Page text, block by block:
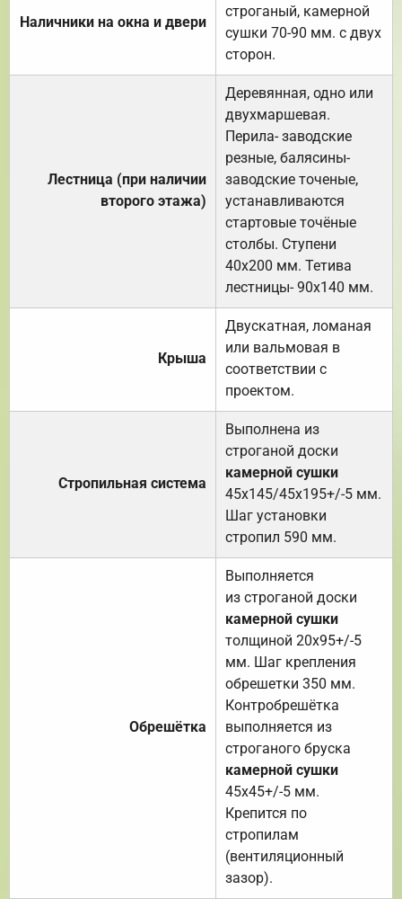
Наличники на окна и двери
строганый, камерной
сушки 70-90 мм. с двух
сторон.
Лестница (при наличии
второго этажа)
Деревянная, одно или
двухмаршевая.
Перила- заводские
резные, балясины-
заводские точеные,
устанавливаются
стартовые точёные
столбы. Ступени
40х200 мм. Тетива
лестницы- 90х140 мм.
Крыша
Двускатная, ломаная
или вальмовая в
соответствии с
проектом.
Стропильная система
Выполнена из
строганой доски
камерной сушки
45х145/45х195+/-5 мм.
Шаг установки
стропил 590 мм.
Обрешётка
Выполняется
из строганой доски
камерной сушки
толщиной 20х95+/-5
мм. Шаг крепления
обрешетки 350 мм.
Контробрешётка
выполняется из
строганого бруска
камерной сушки
45х45+/-5 мм.
Крепится по
стропилам
(вентиляционный
зазор).